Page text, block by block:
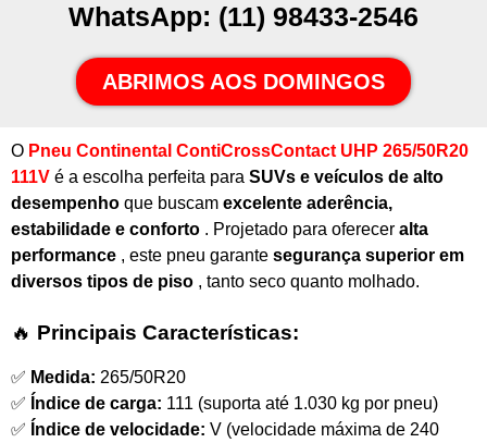
WhatsApp: (11) 98433-2546
ABRIMOS AOS DOMINGOS
O Pneu Continental ContiCrossContact UHP 265/50R20
111V é a escolha perfeita para SUVs e veículos de alto
desempenho que buscam excelente aderência,
estabilidade e conforto . Projetado para oferecer alta
performance , este pneu garante segurança superior em
diversos tipos de piso , tanto seco quanto molhado.
🔥 Principais Características:
✅ Medida: 265/50R20
✅ Índice de carga: 111 (suporta até 1.030 kg por pneu)
✅ Índice de velocidade: V (velocidade máxima de 240